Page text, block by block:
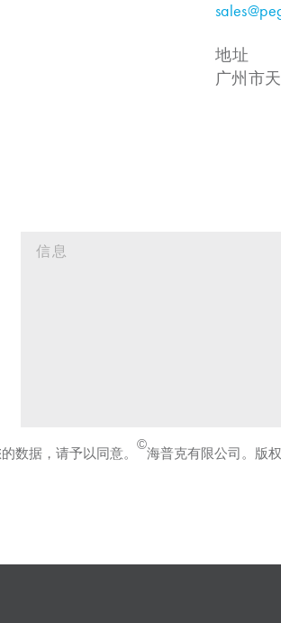
地址
广州市
数据，请予以同意。
©
海普克有限公司。版